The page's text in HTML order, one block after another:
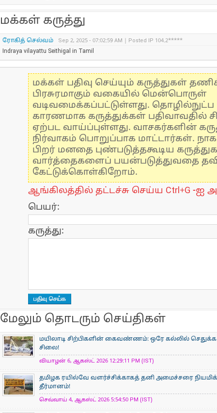
மக்கள் கருத்து
ரோகித் செல்வம்
Sep 2, 2025 - 07:02:59 AM | Posted IP 104.2*****
Indraya vilayattu Seithigal in Tamil
மக்கள் பதிவு செய்யும் கருத்துகள்
பிரசுரமாகும் வகையில் மென்பொருள்
வடிவமைக்கப்பட்டுள்ளது.
காரணமாக கருத்துக்கள் பதிவாவதில்
ஏற்பட வாய்ப்புள்ளது. வாசகர்களின்
நிர்வாகம் பொறுப்பாக மாட்டார்கள்.
பிறர் மனதை புண்படுத்தகூடிய
வார்த்தைகளைப் பயன்படுத்துவதை
கேட்டுக்கொள்கிறோம்.
ஆங்கிலத்தில் தட்டச்சு செய்ய Ctrl+G -ஐ
பெயர்:
கருத்து:
மேலும் தொடரும் செய்திகள்
மயிலாடி சிற்பிகளின் கைவண்ணம்: ஒரே கல்லில்
சிலை!
வியாழன் 6, ஆகஸ்ட் 2026 12:29:11 PM (IST)
தமிழக ரயில்வே வளர்ச்சிக்காகத் தனி அமைச்சரை
தீர்மானம்!
செவ்வாய் 4, ஆகஸ்ட் 2026 5:54:50 PM (IST)